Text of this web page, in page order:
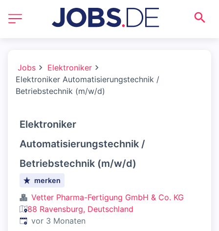
Jobs
Elektroniker
Elektroniker Automatisierungstechnik /
Betriebstechnik (m/w/d)
Elektroniker
Automatisierungstechnik /
Betriebstechnik (m/w/d)
merken
Vetter Pharma-Fertigung GmbH & Co. KG
88 Ravensburg, Deutschland
Veröffentlicht:
vor 3 Monaten